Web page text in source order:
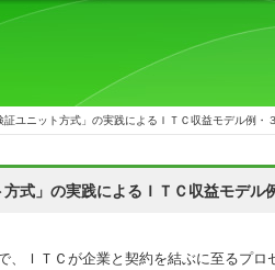
証ユニット方式」の実践によるＩＴＣ収益モデル例・
方式」の実践によるＩＴＣ収益モデル
、ＩＴＣが企業と契約を結ぶに至るプロ